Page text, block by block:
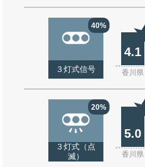
40%
３灯式信号
4.1
香川県
20%
３灯式（点
滅）
5.0
香川県